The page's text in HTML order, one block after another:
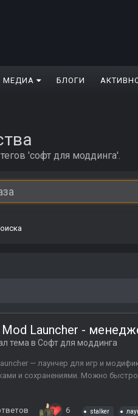
МЕДИА БЛОГИ
'софт для моддинга'.
Mod Launcher -
тема в Софт для моддинга
— лаунчер для игр и
и сохранениями. Можно
6 stalker